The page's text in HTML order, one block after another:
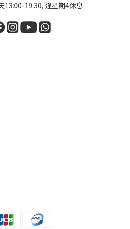
13:00-19:30, 逢星期4休息